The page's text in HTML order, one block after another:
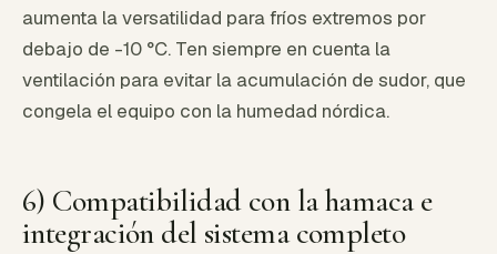
aumenta la versatilidad para fríos extremos por
debajo de -10 °C. Ten siempre en cuenta la
ventilación para evitar la acumulación de sudor, que
congela el equipo con la humedad nórdica.
6) Compatibilidad con la hamaca e
integración del sistema completo